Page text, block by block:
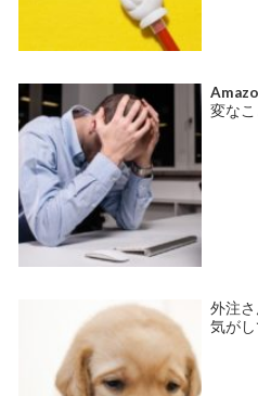
変な
外注
気が